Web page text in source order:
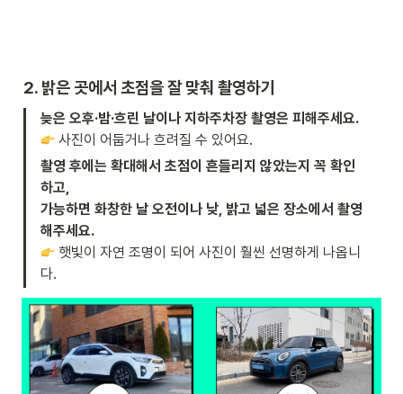
2. 밝은 곳에서 초점을 잘 맞춰 촬영하기
늦은 오후·밤·흐린 날이나 지하주차장 촬영은 피해주세요.
사진이 어둡거나 흐려질 수 있어요.
촬영 후에는 확대해서 초점이 흔들리지 않았는지 꼭 확인
하고,
가능하면 화창한 날 오전이나 낮, 밝고 넓은 장소에서 촬영
해주세요.
햇빛이 자연 조명이 되어 사진이 훨씬 선명하게 나옵니
다.